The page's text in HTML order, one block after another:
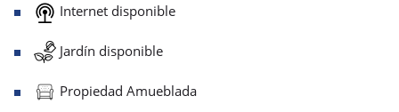
Internet disponible
Jardín disponible
Propiedad Amueblada